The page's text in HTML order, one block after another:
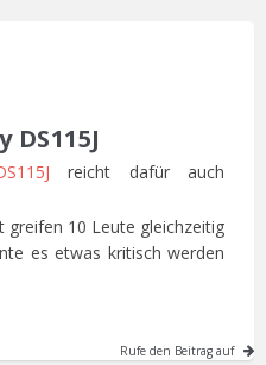
reicht dafür auch
greifen 10 Leute gleichzeitig
es etwas kritisch werden
Rufe den Beitrag auf